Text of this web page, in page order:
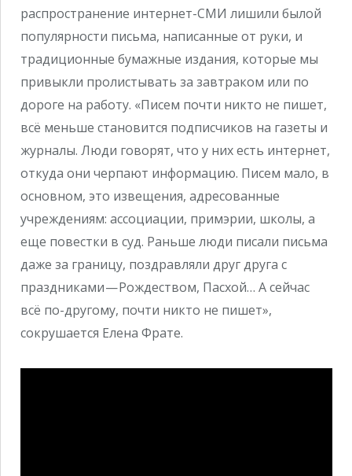
распространение интернет-СМИ лишили былой
популярности письма, написанные от руки, и
традиционные бумажные издания, которые мы
привыкли пролистывать за завтраком или по
дороге на работу. «Писем почти никто не пишет,
всё меньше становится подписчиков на газеты и
журналы. Люди говорят, что у них есть интернет,
откуда они черпают информацию. Писем мало, в
основном, это извещения, адресованные
учреждениям: ассоциации, примэрии, школы, а
еще повестки в суд. Раньше люди писали письма
даже за границу, поздравляли друг друга с
праздниками — Рождеством, Пасхой… А сейчас
всё по-другому, почти никто не пишет»,
сокрушается Елена Фрате.